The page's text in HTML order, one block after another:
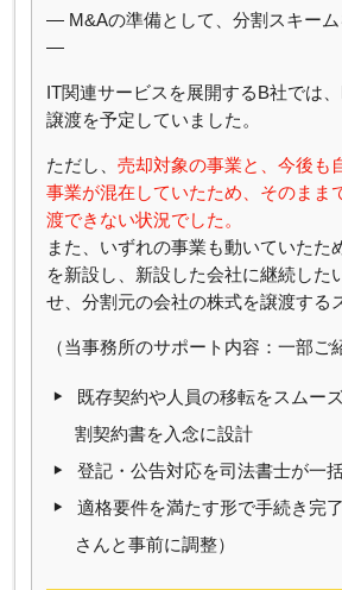
― M&Aの準備として、分割スキーム
―
IT関連サービスを展開するB社では
譲渡を予定していました。
ただし、 売却対象の事業と、今後も
事業が混在していたため、そのまま
渡できない状況でした。
また、いずれの事業も動いていたた
を新設し、新設した会社に継続した
せ、分割元の会社の株式を譲渡する
（当事務所のサポート内容：一部ご
既存契約や人員の移転をスムー
割契約書を入念に設計
登記・公告対応を司法書士が一
適格要件を満たす形で手続き完
さんと事前に調整）